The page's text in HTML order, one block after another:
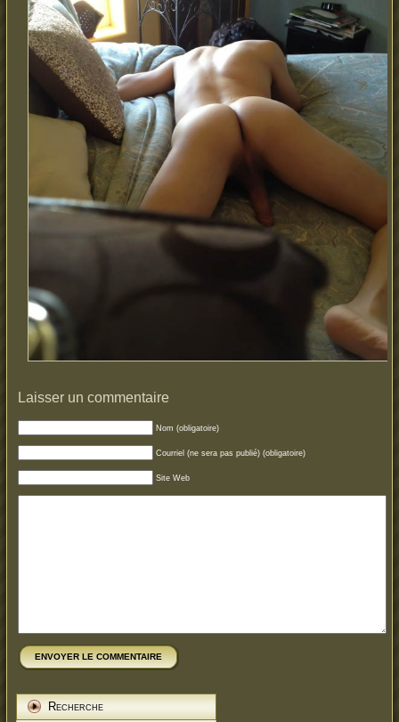
Laisser un commentaire
Nom (obligatoire)
Courriel (ne sera pas publié) (obligatoire)
Site Web
ENVOYER LE COMMENTAIRE
Recherche